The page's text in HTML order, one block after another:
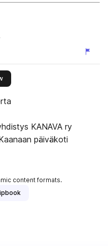
this publisher
KANAVA ry
päiväkoti
content formats.